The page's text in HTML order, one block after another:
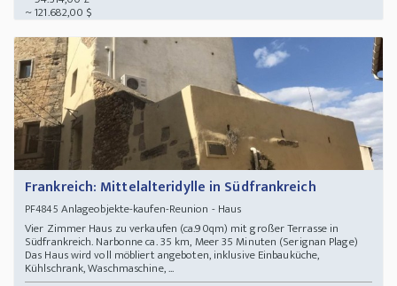
~ 121.682,00 $
Frankreich: Mittelalteridylle in Südfrankreich
PF4845 Anlageobjekte-kaufen-Reunion - Haus
Vier Zimmer Haus zu verkaufen (ca.90qm) mit großer Terrasse in
Südfrankreich. Narbonne ca. 35 km, Meer 35 Minuten (Serignan Plage)
Das Haus wird voll möbliert angeboten, inklusive Einbauküche,
Kühlschrank, Waschmaschine, ...